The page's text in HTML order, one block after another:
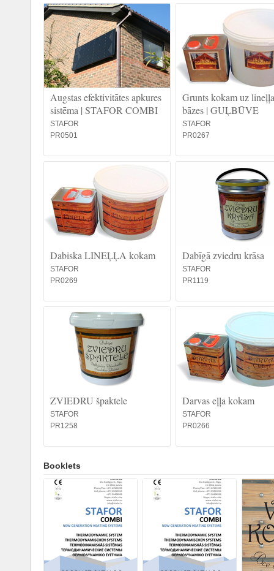
regulu (EK) Nr. 1907/2006 (REACH). Lielākā kompānijas
sertifikācijas procedūru, tai skaitā arī produkti, kas balstoties
Rūpējoties par apkartējās vides tīrību kompānija sadarbojas ar
taras reģenerācijas un utilizācijas jautājumos. To apstiprina
Augstas efektivitātes apkures
sistēma | STAFOR COMBI
STAFOR
PR0501
Grunts kokam uz
bāzes | GUĻBŪVE
STAFOR
PR0267
Dabiska LINEĻĻA kokam
STAFOR
PR0269
Dabīgā zviedru krāsa
STAFOR
PR1119
ZVIEDRU špaktele
STAFOR
PR1258
Darvas eļļa kokam
STAFOR
PR0266
Booklets